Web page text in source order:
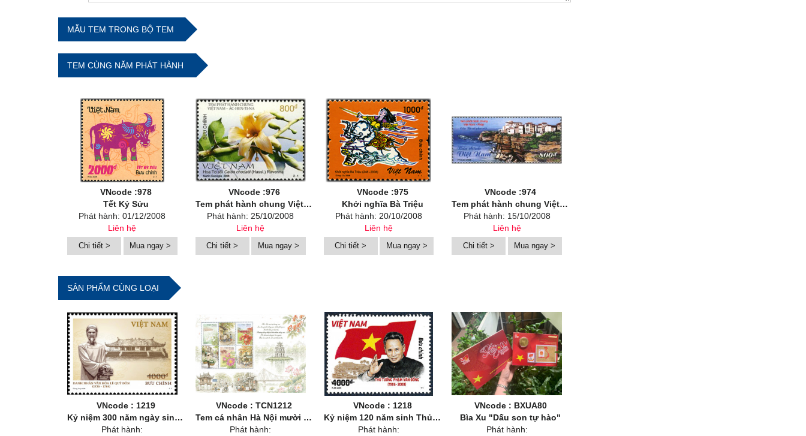
MẪU TEM TRONG BỘ TEM
TEM CÙNG NĂM PHÁT HÀNH
VNcode :978
Tết Kỷ Sửu
Phát hành: 01/12/2008
Liên hệ
Chi tiết > Mua ngay >
VNcode :976
Tem phát hành chung Việt Nam - Ác-hen-ti-na
Phát hành: 25/10/2008
Liên hệ
Chi tiết > Mua ngay >
VNcode :975
Khởi nghĩa Bà Triệu
Phát hành: 20/10/2008
Liên hệ
Chi tiết > Mua ngay >
VNcode :974
Tem phát hành chung Việt Nam - Pháp
Phát hành: 15/10/2008
Liên hệ
Chi tiết > Mua ngay >
SẢN PHẨM CÙNG LOẠI
VNcode : 1219
Kỷ niệm 300 năm ngày sinh danh nhân văn hoá Lê Quý Đôn (1726-2026)
Phát hành:
VNcode : TCN1212
Tem cá nhân Hà Nội mười hai mùa hoa: Hoa mùa hạ
Phát hành:
VNcode : 1218
Kỷ niệm 120 năm sinh Thủ tướng Phạm Văn Đồng (1906-2026)
Phát hành:
VNcode : BXUA80
Bìa Xu "Dấu son tự hào"
Phát hành: